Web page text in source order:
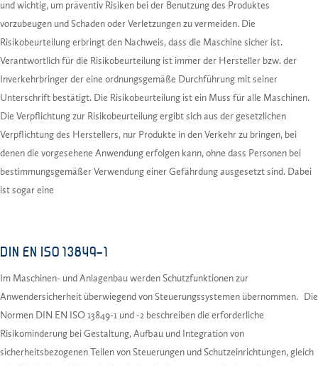
und wichtig, um präventiv Risiken bei der Benutzung des Produktes
vorzubeugen und Schaden oder Verletzungen zu vermeiden. Die
Risikobeurteilung erbringt den Nachweis, dass die Maschine sicher ist.
Verantwortlich für die Risikobeurteilung ist immer der Hersteller bzw. der
Inverkehrbringer der eine ordnungsgemäße Durchführung mit seiner
Unterschrift bestätigt. Die Risikobeurteilung ist ein Muss für alle Maschinen.
Die Verpflichtung zur Risikobeurteilung ergibt sich aus der gesetzlichen
Verpflichtung des Herstellers, nur Produkte in den Verkehr zu bringen, bei
denen die vorgesehene Anwendung erfolgen kann, ohne dass Personen bei
bestimmungsgemäßer Verwendung einer Gefährdung ausgesetzt sind. Dabei
ist sogar eine
DIN EN ISO 13849-1
m Maschinen- und Anlagenbau werden Schutzfunktionen zur
Anwendersicherheit überwiegend von Steuerungssystemen übernommen. Die
Normen DIN EN ISO 13849-1 und -2 beschreiben die erforderliche
Risikominderung bei Gestaltung, Aufbau und Integration von
sicherheitsbezogenen Teilen von Steuerungen und Schutzeinrichtungen, gleich